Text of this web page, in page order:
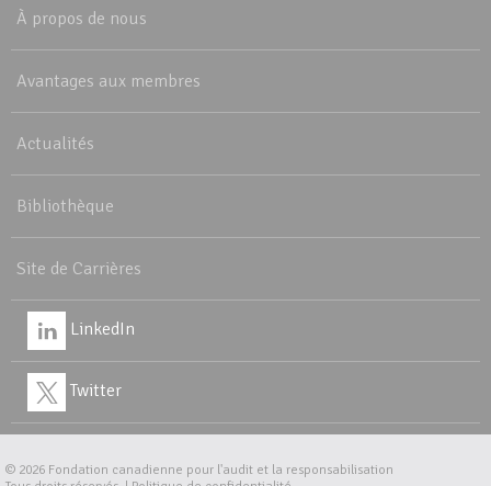
À propos de nous
Avantages aux membres
Actualités
Bibliothèque
Site de Carrières
LinkedIn
Twitter
© 2026 Fondation canadienne pour l'audit et la responsabilisation